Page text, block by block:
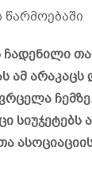
ჩადენილი
არაკაცს